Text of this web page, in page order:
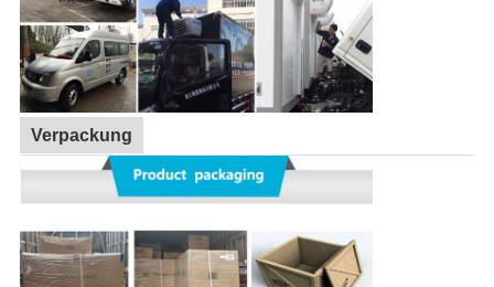
Verpackung